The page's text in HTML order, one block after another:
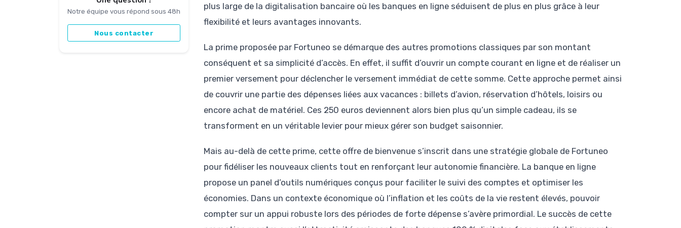
Notre équipe vous répond sous 48h
Nous contacter
plus large de la digitalisation bancaire où les banques en ligne séduisent de plus en plus grâce à leur
flexibilité et leurs avantages innovants.
La prime proposée par Fortuneo se démarque des autres promotions classiques par son montant
conséquent et sa simplicité d’accès. En effet, il suffit d’ouvrir un compte courant en ligne et de réaliser un
premier versement pour déclencher le versement immédiat de cette somme. Cette approche permet ainsi
de couvrir une partie des dépenses liées aux vacances : billets d’avion, réservation d’hôtels, loisirs ou
encore achat de matériel. Ces 250 euros deviennent alors bien plus qu’un simple cadeau, ils se
transforment en un véritable levier pour mieux gérer son budget saisonnier.
Mais au-delà de cette prime, cette offre de bienvenue s’inscrit dans une stratégie globale de Fortuneo
pour fidéliser les nouveaux clients tout en renforçant leur autonomie financière. La banque en ligne
propose un panel d’outils numériques conçus pour faciliter le suivi des comptes et optimiser les
économies. Dans un contexte économique où l’inflation et les coûts de la vie restent élevés, pouvoir
compter sur un appui robuste lors des périodes de forte dépense s’avère primordial. Le succès de cette